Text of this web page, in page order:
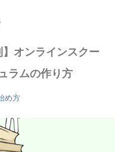
】オンラインスクー
ラムの作り方
め方